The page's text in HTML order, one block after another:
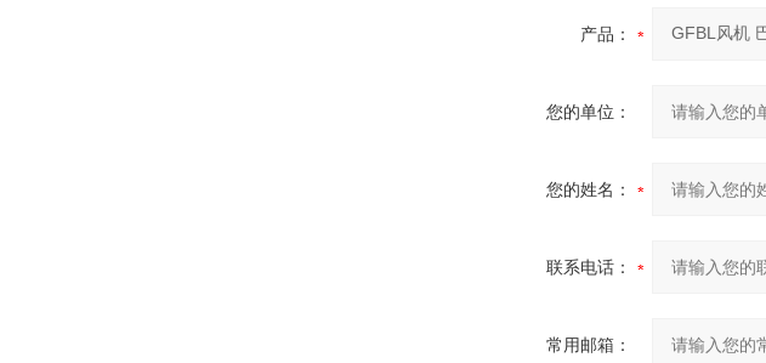
产品：
您的单位：
您的姓名：
联系电话：
常用邮箱：